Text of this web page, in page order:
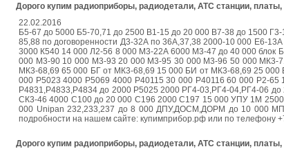
Дорого купим радиоприборы, радиодетали, АТС станции,
22.02.2016
Б5-67 до 5000 Б5-70,71 до 2500 В1-15 до 20 000 В7-38 до 1500
85,88 по договоренности Д3-32А по 36А,37,38 2000-10 000 Е6-
3000 К540 14 000 Л2-56 8 000 М3-22А 6000 М3-47 до 40 000
000 М3-90 10 000 М3-93 20 000 М3-95 30 000 М3-96 50 000
МК3-68,69 65 000 БГ от МК3-68,69 15 000 БИ от МК3-68,69 25
000 Р5023 4000 Р5069 4000 Р40115 30 000 Р40116 60 000 Р2-
Р4831,Р4833,Р4834 до 2000 Р5025 2000 РГ4-03,РГ4-04,РГ4-06
СК3-46 4000 С100 до 20 000 С196 2000 С197 15 000 УПУ 1М
000 Unipan 232,233,237 до 8 000 ДПУ,ДОСМ,ДОРМ до 10 000
подробности на нашем сайте: купимприбор.рф или по телефону
Дорого купим радиоприборы, радиодетали, АТС станции,